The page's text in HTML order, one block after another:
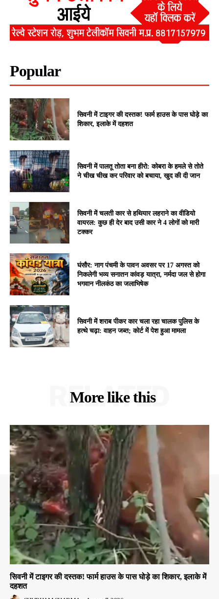
Popular
सिवनी में टाइगर की दस्तक! फार्म हाउस के पास घोड़े का
शिकार, इलाके में दहशत
सिवनी में पालतू तोता बना हीरो: कोबरा के हमले से तोते
ने चीख चीख कर परिवार को बचाया, खुद की दी जान
सिवनी में चलती कार से हथियार लहराने का वीडियो
वायरल: कुछ ही देर बाद उसी कार ने 4 लोगों को मारी
टक्कर
घंसौर: नाग पंचमी के पावन अवसर पर 17 अगस्त को
निकलेगी भव्य सनातन कांवड़ यात्रा, नर्मदा जल से होगा
भगवान नीलकंठ का जलाभिषेक
सिवनी में शराब पीकर कार चला रहा चालक पुलिस के
हत्थे चढ़ा: वाहन जब्त; कोर्ट में पेश हुआ मामला
More like this
RELATED
सिवनी में टाइगर की दस्तक! फार्म हाउस के पास घोड़े का शिकार, इलाके में
दहशत